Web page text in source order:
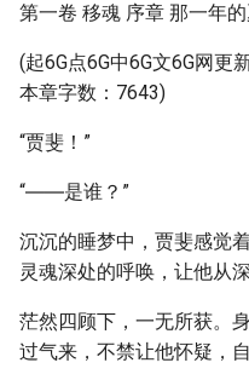
第一卷 移魂 序章 那一年
(起6G点6G中6G文6G网
本章字数：7643)
“贾斐！”
“――是谁？”
沉沉的睡梦中，贾斐感觉
灵魂深处的呼唤，让他从
茫然四顾下，一无所获。
过气来，不禁让他怀疑，